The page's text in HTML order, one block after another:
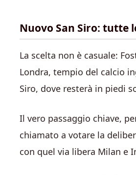
Nuovo San Siro: tutte
La scelta non è casuale:
Londra, tempio del calcio
Siro, dove resterà in piedi
Il vero passaggio chiave,
chiamato a votare la
con quel via libera Milan e